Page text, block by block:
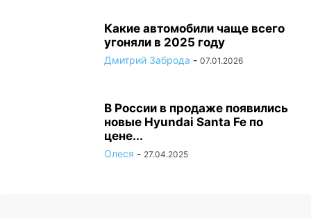
Какие автомобили чаще всего
угоняли в 2025 году
Дмитрий Заброда - 07.01.2026
В России в продаже появились
новые Hyundai Santa Fe по
цене...
Олеся - 27.04.2025